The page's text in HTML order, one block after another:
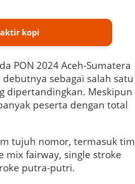
kopi
PON 2024 Aceh-Sumatera
sebagai salah satu
dipertandingkan. Meskipun
peserta dengan total
tujuh nomor, termasuk tim
fairway, single stroke
putra-putri.